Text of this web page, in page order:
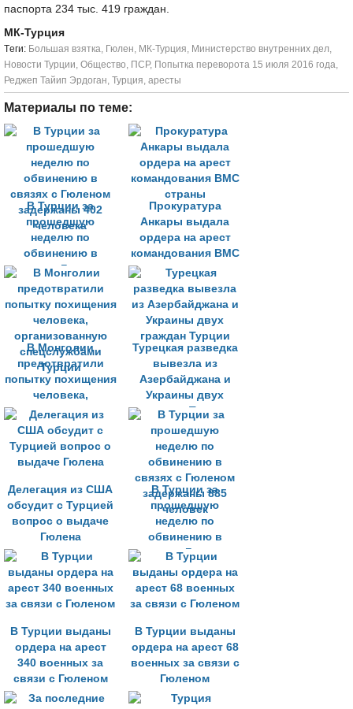
паспорта 234 тыс. 419 граждан.
МК-Турция
Tеги: Большая взятка, Гюлен, МК-Турция, Министерство внутренних дел,
Новости Турции, Общество, ПСР, Попытка переворота 15 июля 2016 года,
Реджеп Тайип Эрдоган, Турция, аресты
Материалы по теме:
В Турции за
прошедшую
неделю по
обвинению в
связях с Гюленом
задержаны 402
человека
Прокуратура
Анкары выдала
ордера на арест
командования ВМС
страны
В Монголии
предотвратили
попытку похищения
человека,
организованную
спецслужбами
Турции
Турецкая разведка
вывезла из
Азербайджана и
Украины двух
граждан Турции
Делегация из США
обсудит с Турцией
вопрос о выдаче
Гюлена
В Турции за
прошедшую
неделю по
обвинению в
связях с Гюленом
задержаны 885
человек
В Турции выданы
ордера на арест
340 военных за
связи с Гюленом
В Турции выданы
ордера на арест 68
военных за связи с
Гюленом